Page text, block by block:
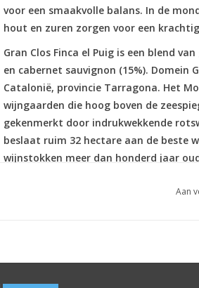
voor een smaakvolle balans. In de
hout en zuren zorgen voor een
Gran Clos Finca el Puig is een blend
en cabernet sauvignon (15%). Domein
Catalonië, provincie Tarragona. Het
wijngaarden die hoog boven de
gekenmerkt door indrukwekkende
beslaat ruim 32 hectare aan de beste
wijnstokken meer dan honderd jaar
Omdat de grond het water niet kanAan